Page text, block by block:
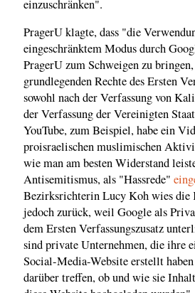
einzuschränken".
PragerU klagte, dass "die
eingeschränktem Modus durch
PragerU zum Schweigen zu
grundlegenden Rechte des Ersten
sowohl nach der Verfassung von
der Verfassung der Vereinigten
YouTube, zum Beispiel, habe ein
proisraelischen muslimischen
wie man am besten Widerstand
Antisemitismus, als "Hassrede"
Bezirksrichterin Lucy Koh wies die
jedoch zurück, weil Google als
dem Ersten Verfassungszusatz
sind private Unternehmen, die ihre
Social-Media-Website erstellt
darüber treffen, ob und wie sie